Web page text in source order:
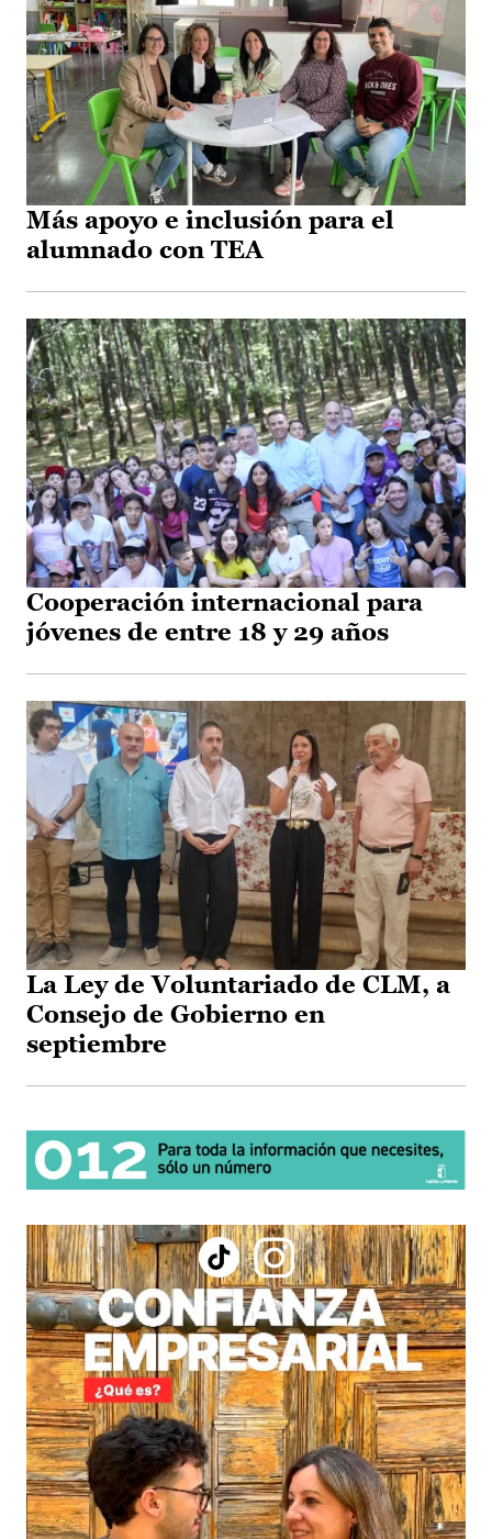
Más apoyo e inclusión para el
alumnado con TEA
Cooperación internacional para
jóvenes de entre 18 y 29 años
La Ley de Voluntariado de CLM, a
Consejo de Gobierno en
septiembre